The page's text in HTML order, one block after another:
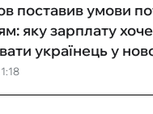
поставив умови
яку зарплату хоче
українець у